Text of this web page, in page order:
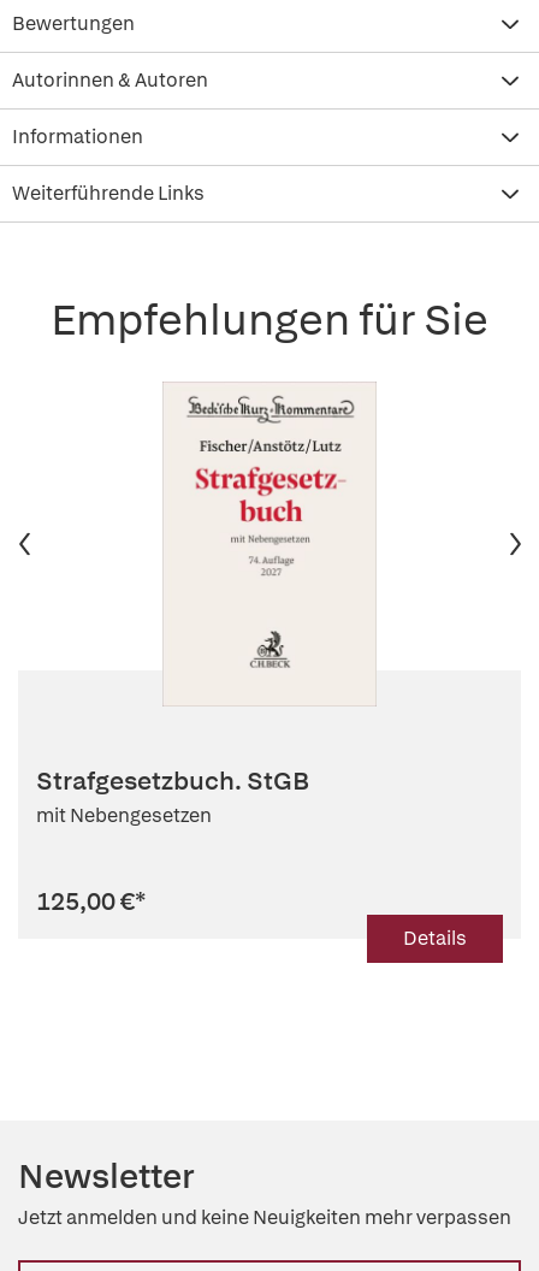
Bewertungen
Autorinnen & Autoren
Informationen
Weiterführende Links
Empfehlungen für Sie
Strafgesetzbuch. StGB
mit Nebengesetzen
125,00 €*
Details
Newsletter
Jetzt anmelden und keine Neuigkeiten mehr verpassen